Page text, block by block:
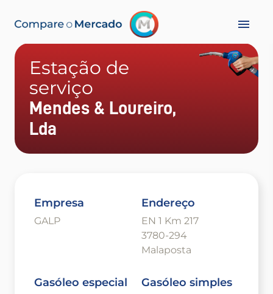
Estação de
serviço
Mendes & Loureiro,
Lda
Empresa
GALP
Endereço
EN 1 Km 217
3780-294
Malaposta
Gasóleo especial Gasóleo simples